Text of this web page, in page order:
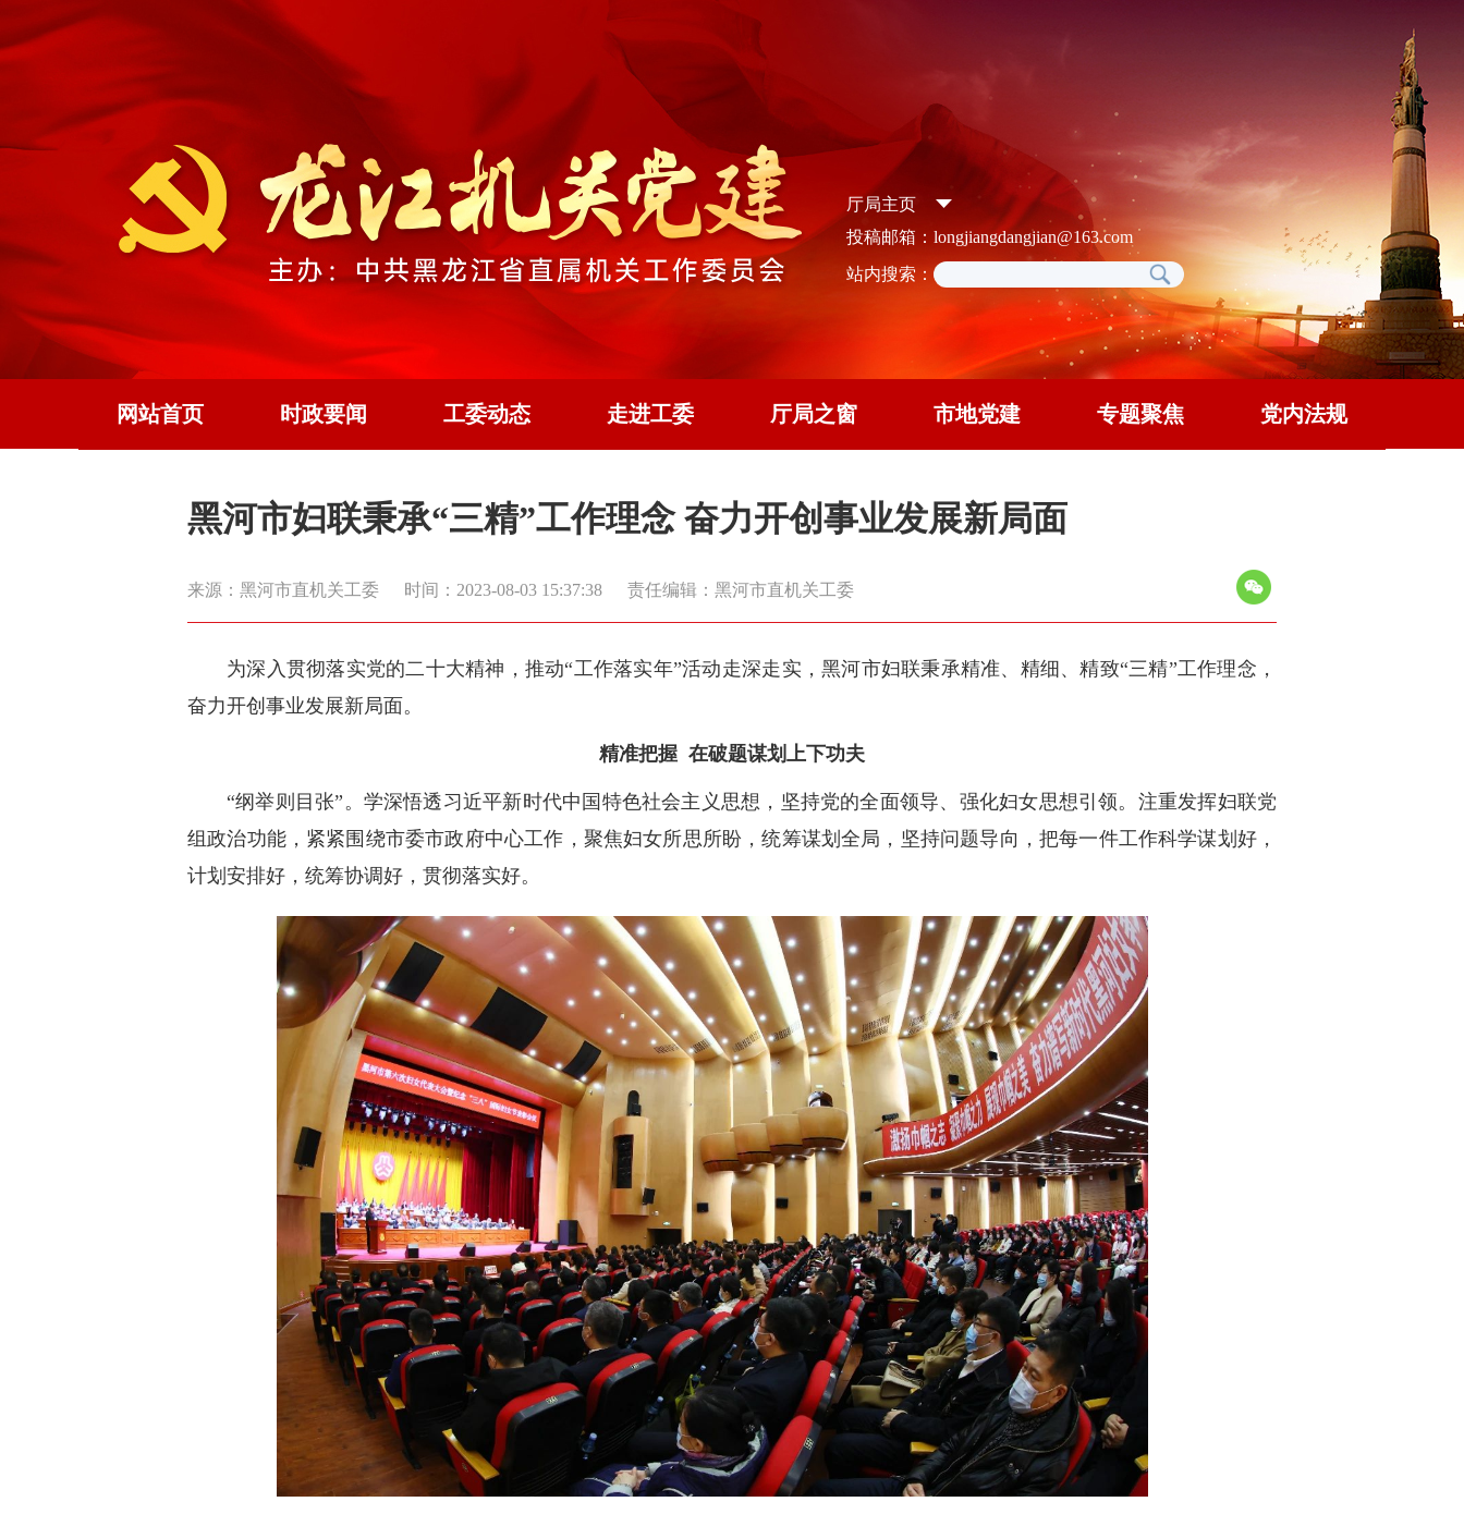
厅局主页
投稿邮箱：longjiangdangjian@163.com
站内搜索：
网站首页 时政要闻 工委动态 走进工委 厅局之窗 市地党建 专题聚焦 党内法规
黑河市妇联秉承“三精”工作理念 奋力开创事业发展新局面
来源：黑河市直机关工委 时间：2023-08-03 15:37:38 责任编辑：黑河市直机关工委
为深入贯彻落实党的二十大精神，推动“工作落实年”活动走深走实，黑河市妇联秉承精准、精细、精致“三精”工作理念，
奋力开创事业发展新局面。
精准把握 在破题谋划上下功夫
“纲举则目张”。学深悟透习近平新时代中国特色社会主义思想，坚持党的全面领导、强化妇女思想引领。注重发挥妇联党
组政治功能，紧紧围绕市委市政府中心工作，聚焦妇女所思所盼，统筹谋划全局，坚持问题导向，把每一件工作科学谋划好，
计划安排好，统筹协调好，贯彻落实好。